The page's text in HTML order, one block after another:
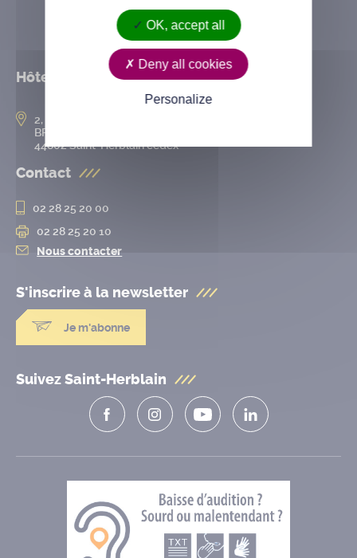
Hôtel de ville
2, rue de l’Hôtel-de-Ville
BP 50167
44802 Saint-Herblain cedex
Contact
02 28 25 20 00
02 28 25 20 10
Nous contacter
S'inscrire à la newsletter
Je m'abonne
Suivez Saint-Herblain
OK, accept all
Deny all cookies
Personalize